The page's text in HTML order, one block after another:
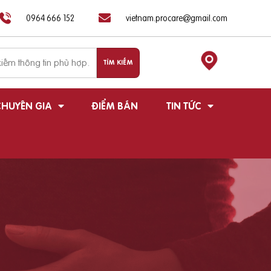
0964 666 152 vietnam.procare@gmail.com
GIA ĐIỂM BÁN TIN TỨC